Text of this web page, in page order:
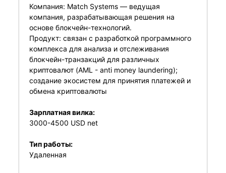
Компания: Match Systems — ведущая
компания, разрабатывающая решения на
основе блокчейн-технологий.
Продукт: связан с разработкой программного
комплекса для анализа и отслеживания
блокчейн-транзакций для различных
криптовалют (AML - anti money laundering);
создание экосистем для принятия платежей и
обмена криптовалюты
Зарплатная вилка:
3000-4500 USD net
Тип работы:
Удаленная